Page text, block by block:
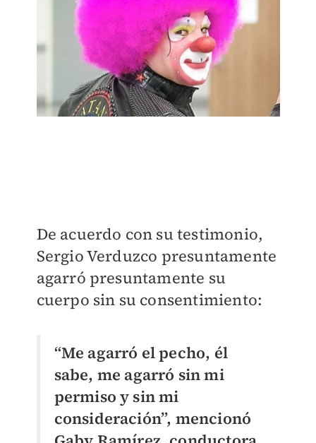
De acuerdo con su testimonio,
Sergio Verduzco presuntamente
agarró presuntamente su
cuerpo sin su consentimiento:
“Me agarró el pecho, él
sabe, me agarró sin mi
permiso y sin mi
consideración”, mencionó